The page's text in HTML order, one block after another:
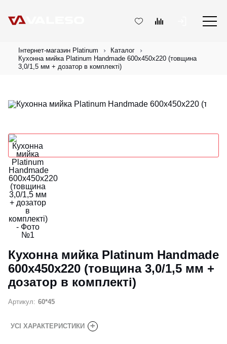
Інтернет-магазин Platinum
Каталог
Кухонна мийка Platinum Handmade 600х450х220 (товщина
3,0/1,5 мм + дозатор в комплекті)
Кухонна мийка Platinum Handmade
600х450х220 (товщина 3,0/1,5 мм +
дозатор в комплекті)
Артикул: 60*45
УСІ ХАРАКТЕРИСТИКИ +